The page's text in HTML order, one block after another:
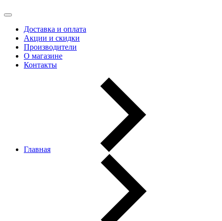
Доставка и оплата
Акции и скидки
Производители
О магазине
Контакты
Главная